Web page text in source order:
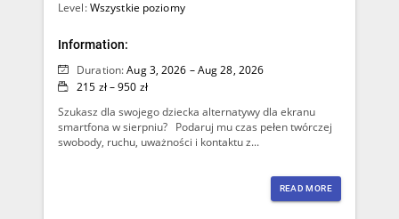
Level:Wszystkie poziomy
Information:
Duration: Aug 3, 2026 – Aug 28, 2026
215 zł – 950 zł
Szukasz dla swojego dziecka alternatywy dla ekranu
smartfona w sierpniu? Podaruj mu czas pełen twórczej
swobody, ruchu, uważności i kontaktu z...
READ MORE